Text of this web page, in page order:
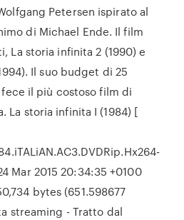
Petersen ispirato al
di Michael Ende. Il film
La storia infinita 2 (1990) e
Il suo budget di 25
il più costoso film di
La storia infinita I (1984) [
Mar 2015 20:34:35 +0100
bytes (651.598677
streaming - Tratto dal